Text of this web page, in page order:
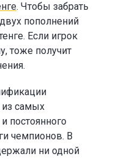
. Чтобы забрать
пополнений
Если игрок
тоже получит
из самых
постоянного
чемпионов. В
ни одной